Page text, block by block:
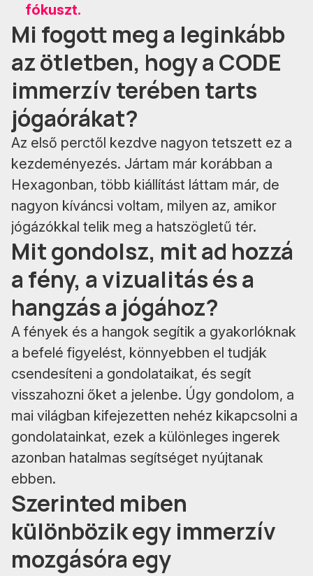
fókuszt.
Mi fogott meg a leginkább
az ötletben, hogy a CODE
immerzív terében tarts
jógaórákat?
Az első perctől kezdve nagyon tetszett ez a
kezdeményezés. Jártam már korábban a
Hexagonban, több kiállítást láttam már, de
nagyon kíváncsi voltam, milyen az, amikor
jógázókkal telik meg a hatszögletű tér.
Mit gondolsz, mit ad hozzá
a fény, a vizualitás és a
hangzás a jógához?
A fények és a hangok segítik a gyakorlóknak
a befelé figyelést, könnyebben el tudják
csendesíteni a gondolataikat, és segít
visszahozni őket a jelenbe. Úgy gondolom, a
mai világban kifejezetten nehéz kikapcsolni a
gondolatainkat, ezek a különleges ingerek
azonban hatalmas segítséget nyújtanak
ebben.
Szerinted miben
különbözik egy immerzív
mozgásóra egy